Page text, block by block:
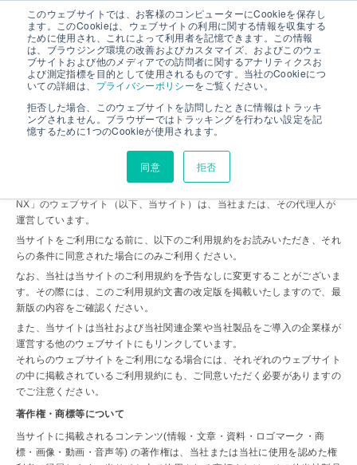
このウェブサイトでは、お客様のコンピューターにCookieを保存し
ます。このCookieは、ウェブサイトの利用に関する情報を収集する
ために使用され、これによって利用者を記憶できます。この情報
は、ブラウジング環境の改善およびカスタマイズ、およびこのウェ
ブサイトおよび他のメディアでの訪問者に関するアナリティクスお
よび測定指標を目的として使用されるものです。当社のCookieにつ
いての詳細は、 プライバシーポリシーをご覧ください。
拒否した場合、このウェブサイトを訪問したときに情報はトラッキ
ングされません。ブラウザーではトラッキングを行わない設定を記
憶するために1つのCookieが使用されます。
同意 拒否
このサイトのご利用について
NX」のウェブサイト（以下、当サイト）は、当社または、その代理人が
運営しています。
当サイトをご利用になる前に、以下のご利用規約をお読みいただき、それ
らの条件に同意された場合にのみご利用ください。
なお、当社は当サイトのご利用規約を予告なしに変更することがございま
す。その際には、このご利用規約文書の改定版を掲載いたしますので、最
新版の内容をご確認ください。
また、当サイトは当社および当社関連企業や当社製品をご導入の企業様が
運営する他のウェブサイトにもリンクしています。
それらのウェブサイトをご利用になる場合には、それぞれのウェブサイト
の中に掲載されているご利用規約にも、ご同意いただく必要がありますの
でご注意ください。
著作権・商標等について
当サイトに掲載されるコンテンツ(情報・文章・資料・ロゴマーク・商
標・画像・動画・音声等) の著作権は、当社または当社に使用を認めた権